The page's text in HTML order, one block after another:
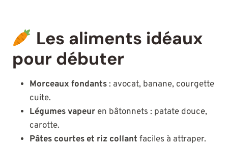
Les aliments idéaux
pour débuter
Morceaux fondants: avocat, banane, courgette
cuite.
Légumes vapeur en bâtonnets : patate douce,
carotte.
Pâtes courtes et riz collant faciles à attraper.